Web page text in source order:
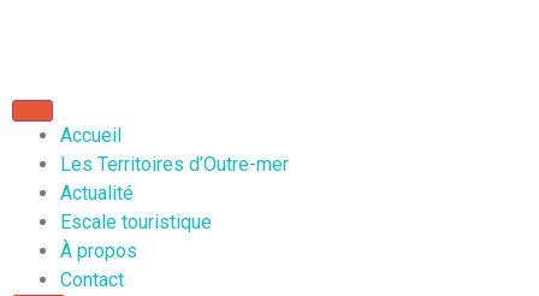
Accueil
Les Territoires d’Outre-mer
Actualité
Escale touristique
À propos
Contact